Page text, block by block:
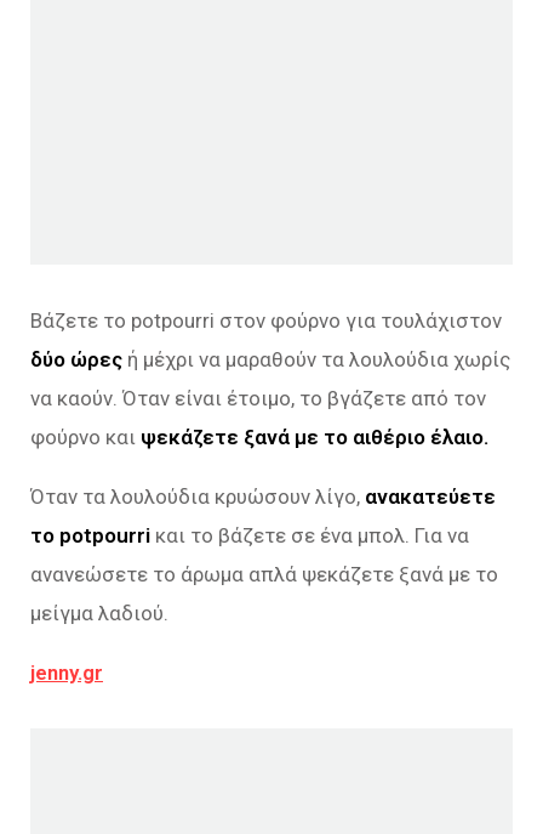
Βάζετε το potpourri στον φούρνο για τουλάχιστον
δύο ώρες ή μέχρι να μαραθούν τα λουλούδια χωρίς
να καούν. Όταν είναι έτοιμο, το βγάζετε από τον
φούρνο και ψεκάζετε ξανά με το αιθέριο έλαιο.
Όταν τα λουλούδια κρυώσουν λίγο, ανακατεύετε
το potpourri και το βάζετε σε ένα μπολ. Για να
ανανεώσετε το άρωμα απλά ψεκάζετε ξανά με το
μείγμα λαδιού.
jenny.gr